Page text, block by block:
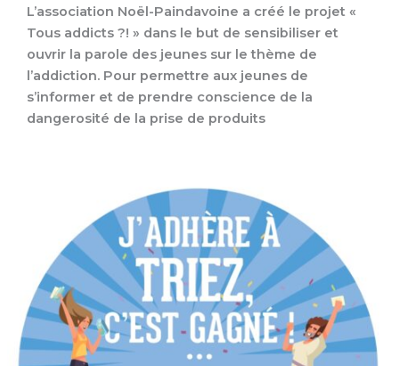
L’association Noël-Paindavoine a créé le projet «
Tous addicts ?! » dans le but de sensibiliser et
ouvrir la parole des jeunes sur le thème de
l’addiction. Pour permettre aux jeunes de
s’informer et de prendre conscience de la
dangerosité de la prise de produits